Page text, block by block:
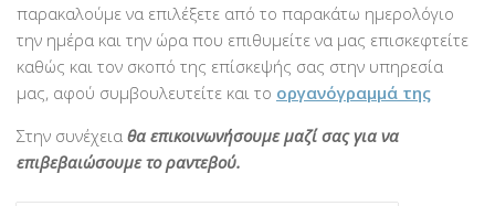
παρακαλούμε να επιλέξετε από το παρακάτω ημερολόγιο
την ημέρα και την ώρα που επιθυμείτε να μας επισκεφτείτε
καθώς και τον σκοπό της επίσκεψής σας στην υπηρεσία
μας, αφού συμβουλευτείτε και το οργανόγραμμά της
Στην συνέχεια θα επικοινωνήσουμε μαζί σας για να
επιβεβαιώσουμε το ραντεβού.